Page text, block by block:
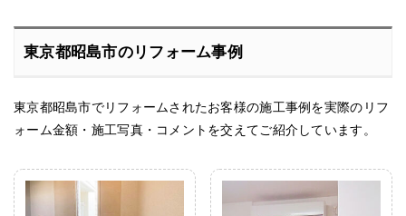
東京都昭島市のリフォーム事例
東京都昭島市でリフォームされたお客様の施工事例を実際のリフ
ォーム金額・施工写真・コメントを交えてご紹介しています。